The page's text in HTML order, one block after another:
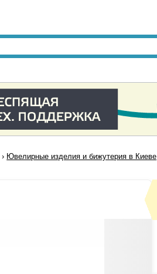
› Ювелирные изделия и бижутерия в Киеве